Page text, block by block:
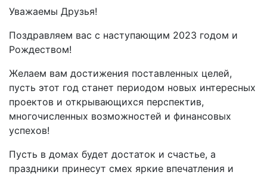
Уважаемы Друзья!
Поздравляем вас с наступающим 2023 годом и
Рождеством!
Желаем вам достижения поставленных целей,
пусть этот год станет периодом новых интересных
проектов и открывающихся перспектив,
многочисленных возможностей и финансовых
успехов!
Пусть в домах будет достаток и счастье, а
праздники принесут смех яркие впечатления и